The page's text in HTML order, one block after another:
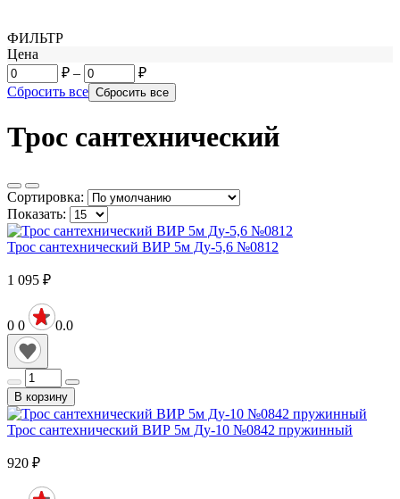
ФИЛЬТР
Цена
₽ –
₽
Сбросить все
Трос сантехнический
Сортировка:
Показать:
Трос сантехнический ВИР 5м Ду-5,6 №0812
1 095 ₽
0 0 0.0
В корзину
Трос сантехнический ВИР 5м Ду-10 №0842 пружинный
920 ₽